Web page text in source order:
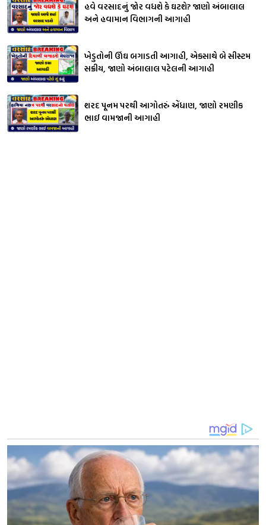
હવે વરસાદનું જોર વધશે કે ઘટશે? જાણો અંબાલાલ
અને હવામાન વિભાગની આગાહી
ખેડુતોની ઊંઘ બગાડતી આગાહી, એકસાથે બે સીસ્ટમ
સક્રીય, જાણો અંબાલાલ પટેલની આગાહી
શરદ પૂનમ પરથી આગોતરું એંધાણ, જાણો રમણીક
ભાઈ વામજાની આગાહી